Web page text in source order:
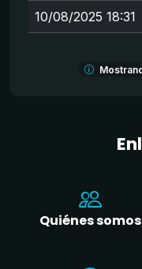
10/08/2025 18:31
Quiénes somos